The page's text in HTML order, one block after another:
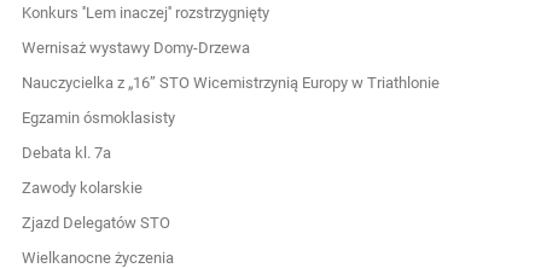
Konkurs ''Lem inaczej'' rozstrzygnięty
Wernisaż wystawy Domy-Drzewa
Nauczycielka z „16” STO Wicemistrzynią Europy w Triathlonie
Egzamin ósmoklasisty
Debata kl. 7a
Zawody kolarskie
Zjazd Delegatów STO
Wielkanocne życzenia